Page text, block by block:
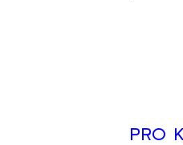
PRO